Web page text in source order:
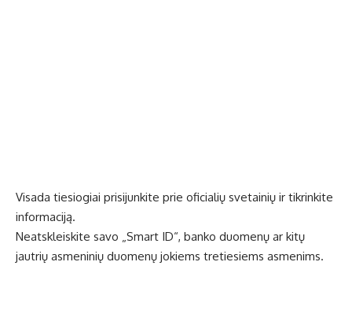
Visada tiesiogiai prisijunkite prie oficialių svetainių ir tikrinkite
informaciją.
Neatskleiskite savo „Smart ID“, banko duomenų ar kitų
jautrių asmeninių duomenų jokiems tretiesiems asmenims.